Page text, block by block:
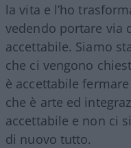
la vita e l’ho
vedendo portare via
accettabile. Siamo
che ci vengono
è accettabile
che è arte ed
accettabile e non ci
di nuovo tutto.